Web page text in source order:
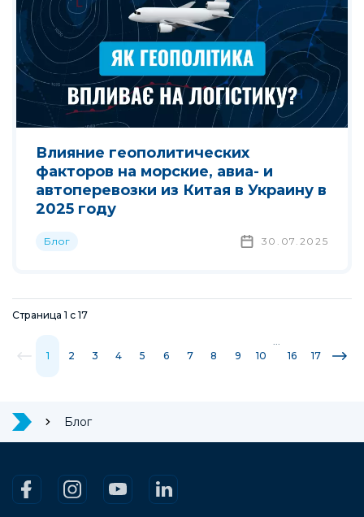
Влияние геополитических
факторов на морские, авиа- и
автоперевозки из Китая в Украину в
2025 году
Блог 30.07.2025
Страница 1 с 17
1 2 3 4 5 6 7 8 9 10
...
16
17
Блог